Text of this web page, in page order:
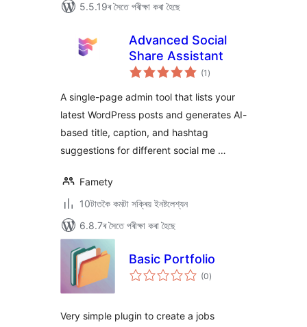
5.5.19ৰ সৈতে পৰীক্ষা কৰা হৈছে
Advanced Social
Share Assistant
(1 টা
মুঠ)
A single-page admin tool that lists your
latest WordPress posts and generates AI-
based title, caption, and hashtag
suggestions for different social me …
Famety
10টাতকৈ কমটা সক্ৰিয় ইনষ্টলেশ্যন
6.8.7ৰ সৈতে পৰীক্ষা কৰা হৈছে
Basic Portfolio
(0টা
মুঠ)
Very simple plugin to create a jobs